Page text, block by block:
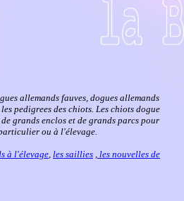
allemands fauves, dogues allemands
pedigrees des chiots. Les chiots dogue
grands enclos et de grands parcs pour
ou à l'élevage.
à l'élevage, les saillies , les nouvelles de